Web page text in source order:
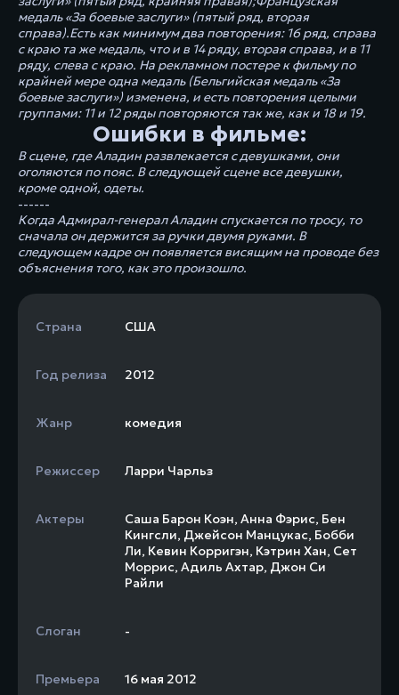
медаль «За боевые заслуги» (пятый ряд, вторая
справа).Есть как минимум два повторения: 16 ряд, справа
с краю та же медаль, что и в 14 ряду, вторая справа, и в 11
ряду, слева с краю. На рекламном постере к фильму по
крайней мере одна медаль (Бельгийская медаль «За
боевые заслуги») изменена, и есть повторения целыми
группами: 11 и 12 ряды повторяются так же, как и 18 и 19.
Ошибки в фильме:
В сцене, где Аладин развлекается с девушками, они
оголяются по пояс. В следующей сцене все девушки,
кроме одной, одеты.
------
Когда Адмирал-генерал Аладин спускается по тросу, то
сначала он держится за ручки двумя руками. В
следующем кадре он появляется висящим на проводе без
объяснения того, как это произошло.
Страна США
Год релиза 2012
Жанр комедия
Режиссер Ларри Чарльз
Актеры Саша Барон Коэн, Анна Фэрис, Бен
Кингсли, Джейсон Манцукас, Бобби
Ли, Кевин Корригэн, Кэтрин Хан, Сет
Моррис, Адиль Ахтар, Джон Си
Райли
Слоган -
Премьера 16 мая 2012